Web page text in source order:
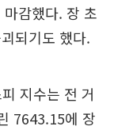
감했다. 장 초
되기도 했다.
지수는 전 거
7643.15에 장